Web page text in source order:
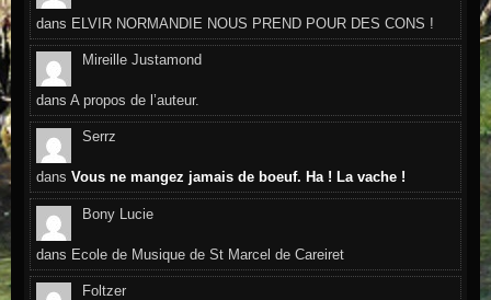
dans ELVIR NORMANDIE NOUS PREND POUR DES CONS !
Mireille Justamond
dansA propos de l’auteur.
Serrz
dansVous ne mangez jamais de boeuf. Ha ! La vache !
Bony Lucie
dans Ecole de Musique de St Marcel de Careiret
Foltzer